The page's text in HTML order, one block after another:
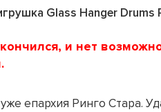
Glass Hanger Drums
и нет
епархия Ринго Стара.